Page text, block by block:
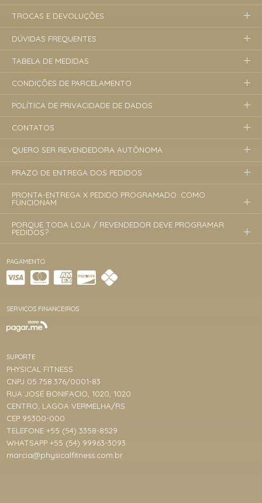
PAGAMENTO
SERVIÇOS FINANCEIROS
SUPORTE
PHYSICAL FITNESS
CNPJ 05.758.376/0001-83
RUA JOSÉ BONIFACIO, 1020, 1020
CENTRO, LAGOA VERMELHA/RS
CEP 95300-000
TELEFONE +55 (54) 3358-8529
WHATSAPP +55 (54) 99963-3093
marcia@physicalfitness.com.br
TROCAS E DEVOLUÇÕES
DÚVIDAS FREQUENTES
TABELA DE MEDIDAS
CONDIÇÕES DE PARCELAMENTO
POLÍTICA DE PRIVACIDADE DE DADOS
CONTATOS
QUERO SER REVENDEDORA AUTÔNOMA
PRAZO DE ENTREGA DOS PEDIDOS
PRONTA-ENTREGA X PEDIDO PROGRAMADO: COMO
FUNCIONAM
PORQUE TODA LOJA / REVENDEDOR DEVE PROGRAMAR
PEDIDOS?